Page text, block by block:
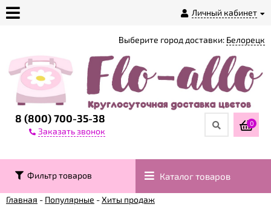
Личный кабинет
магазине
Доставка
Контакты
8 (800) 700-35-38
Заказать звонок
Выберите город доставки: Белорецк
0
Фильтр товаров Каталог товаров
Главная - Популярные -Хиты продаж